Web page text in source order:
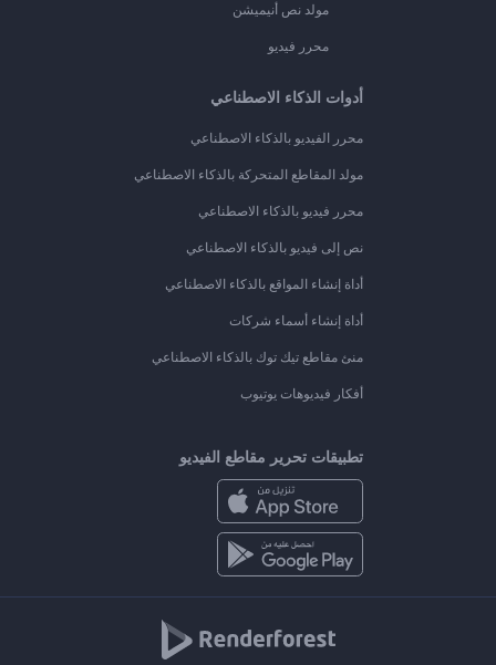
مولد نص أنيميشن
محرر فيديو
أدوات الذكاء الاصطناعي
محرر الفيديو بالذكاء الاصطناعي
مولد المقاطع المتحركة بالذكاء الاصطناعي
محرر فيديو بالذكاء الاصطناعي
نص إلى فيديو بالذكاء الاصطناعي
أداة إنشاء المواقع بالذكاء الاصطناعي
أداة إنشاء أسماء شركات
منئ مقاطع تيك توك بالذكاء الاصطناعي
أفكار فيديوهات يوتيوب
تطبيقات تحرير مقاطع الفيديو